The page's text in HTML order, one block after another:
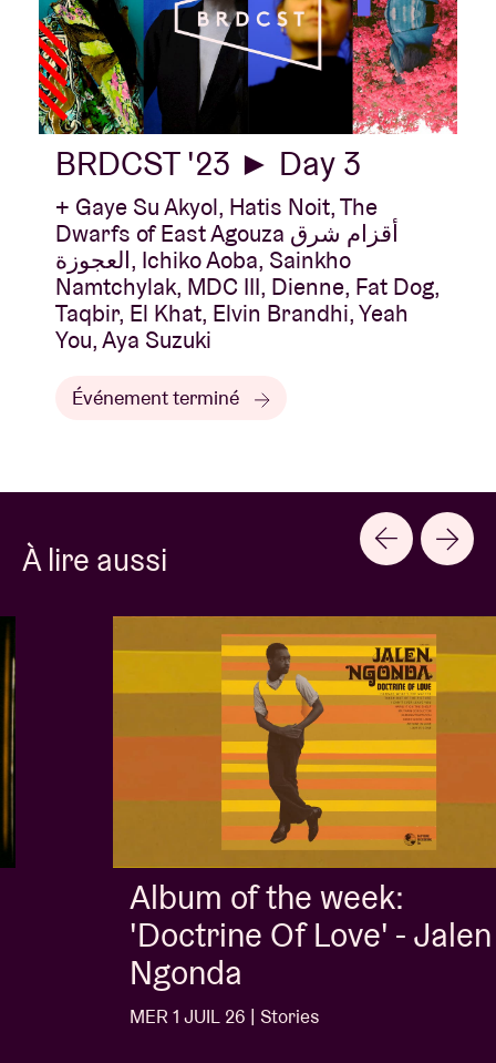
BRDCST '23 ► Day 3
+ Gaye Su Akyol, Hatis Noit, The
Dwarfs of East Agouza أقزام شرق
العجوزة, Ichiko Aoba, Sainkho
Namtchylak, MDC III, Dienne, Fat Dog,
Taqbir, El Khat, Elvin Brandhi, Yeah
You, Aya Suzuki
Événement terminé
À lire aussi
Album of the week:
'Doctrine Of Love' - Jalen
Ngonda
MER 1 JUIL 26 | Stories